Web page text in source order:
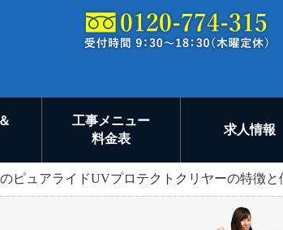
工事メニュー
料金表
求人情報
ピュアライドUVプロテクトクリヤーの特徴と